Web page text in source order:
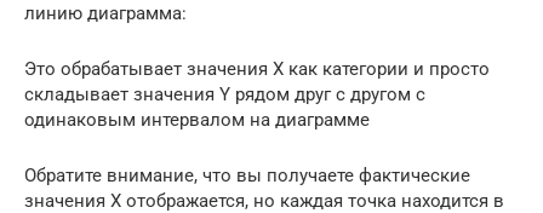
линию диаграмма:
Это обрабатывает значения X как категории и просто
складывает значения Y рядом друг с другом с
одинаковым интервалом на диаграмме
Обратите внимание, что вы получаете фактические
значения X отображается, но каждая точка находится в